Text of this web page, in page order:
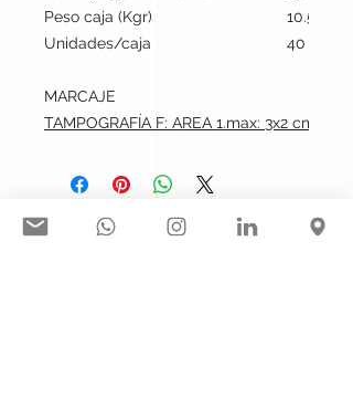
Peso caja (Kgr)
10.5
Unidades/caja
40
MARCAJE
TAMPOGRAFÍA F: AREA 1.max: 3x2 cm
Síguenos en nuestras redes